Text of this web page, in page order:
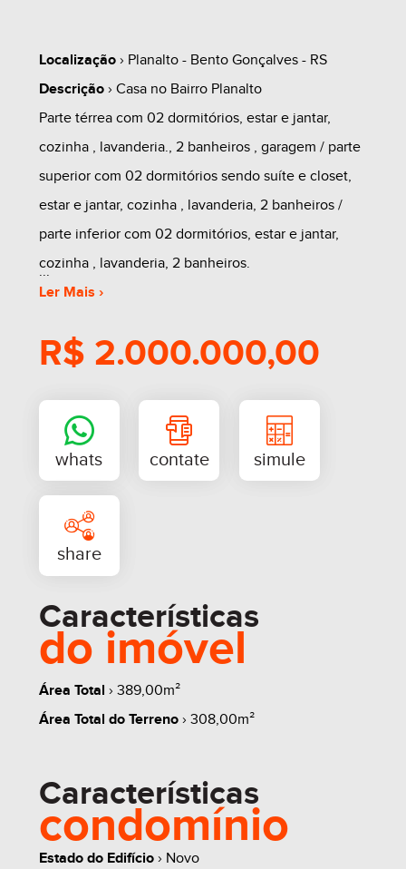
Localização› Planalto - Bento Gonçalves - RS
Descrição› Casa no Bairro Planalto
Parte térrea com 02 dormitórios, estar e jantar,
cozinha , lavanderia., 2 banheiros , garagem / parte
superior com 02 dormitórios sendo suíte e closet,
estar e jantar, cozinha , lavanderia, 2 banheiros /
parte inferior com 02 dormitórios, estar e jantar,
cozinha , lavanderia, 2 banheiros.
Ler Mais ›
R$ 2.000.000,00
whats contate
share
Características
do imóvel
Área Total › 389,00m²
Área Total do Terreno› 308,00m²
Características
condomínio
Estado do Edifício› Novo